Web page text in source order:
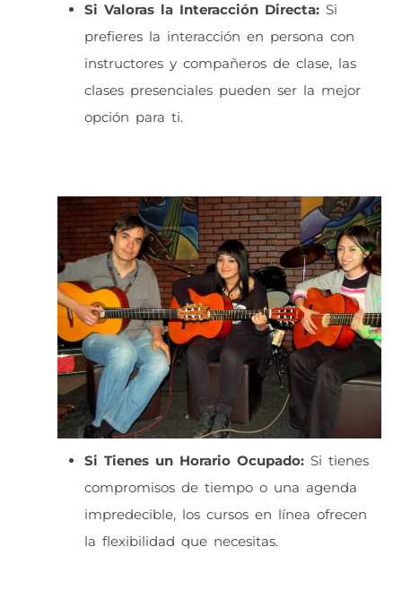
Si Valoras la Interacción Directa:Si
prefieres la interacción en persona con
instructores y compañeros de clase, las
clases presenciales pueden ser la mejor
opción para ti.
Si Tienes un Horario Ocupado:Si tienes
compromisos de tiempo o una agenda
impredecible, los cursos en línea ofrecen
la flexibilidad que necesitas.